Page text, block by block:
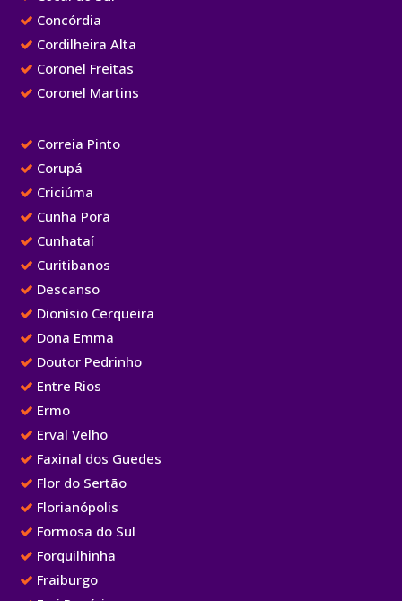
Concórdia
Cordilheira Alta
Coronel Freitas
Coronel Martins
Correia Pinto
Corupá
Criciúma
Cunha Porã
Cunhataí
Curitibanos
Descanso
Dionísio Cerqueira
Dona Emma
Doutor Pedrinho
Entre Rios
Ermo
Erval Velho
Faxinal dos Guedes
Flor do Sertão
Florianópolis
Formosa do Sul
Forquilhinha
Fraiburgo